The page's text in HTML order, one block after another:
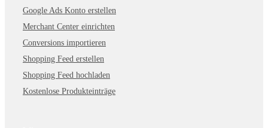
Google Ads Konto erstellen
Merchant Center einrichten
Conversions importieren
Shopping Feed erstellen
Shopping Feed hochladen
Kostenlose Produkteinträge